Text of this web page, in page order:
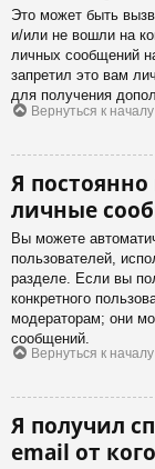
Это может быть
и/или не вошли на
личных сообщений
запретил это вам
для получения
Вернуться к началу
Я
личные
Вы можете
пользователей,
разделе. Если вы
конкретного
модераторам; они
сообщений.
Вернуться к началу
Я получил
email от